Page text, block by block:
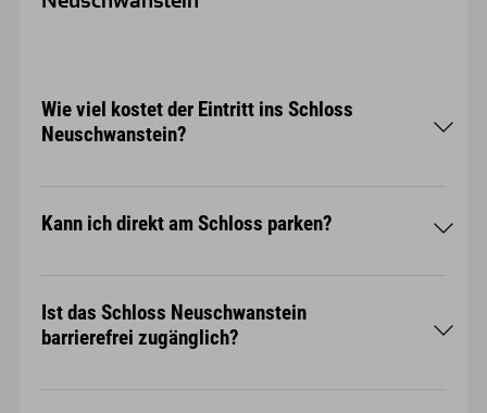
Wie viel kostet der Eintritt ins Schloss
Neuschwanstein?
Kinder & Jugendliche bis einschließlich 17 Jahre:
kostenlos
Studierende, Schwerbehinderte): €20,00
Kann ich direkt am Schloss parken?
Ist das Schloss Neuschwanstein
barrierefrei zugänglich?